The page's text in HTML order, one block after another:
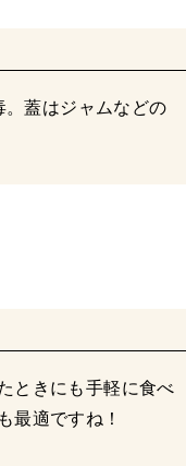
。蓋はジャムなどの
ときにも手軽に食べ
最適ですね！